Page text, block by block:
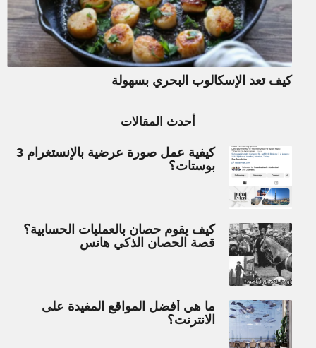
كيف تعد الإسكالوب البحري بسهولة
أحدث المقالات
كيفية عمل صورة عرضية بالإنستغرام 3
بوستات؟
كيف يقوم حصان بالعمليات الحسابية؟
قصة الحصان الذكي هانس
ما هي أفضل المواقع المفيدة على
الانترنت؟